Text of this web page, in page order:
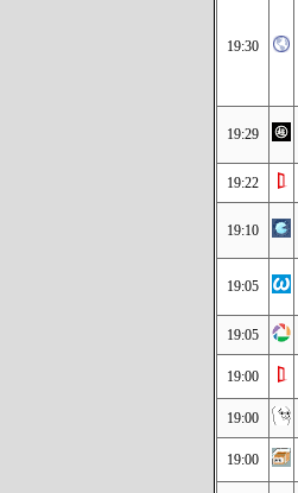
19:30
19:29
19:22
19:10
19:05
19:05
19:00
19:00
19:00